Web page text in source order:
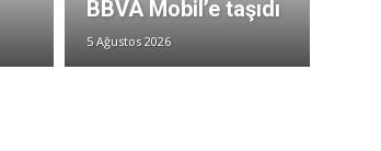
BBVA Mobil’e taşıdı
5 Ağustos 2026